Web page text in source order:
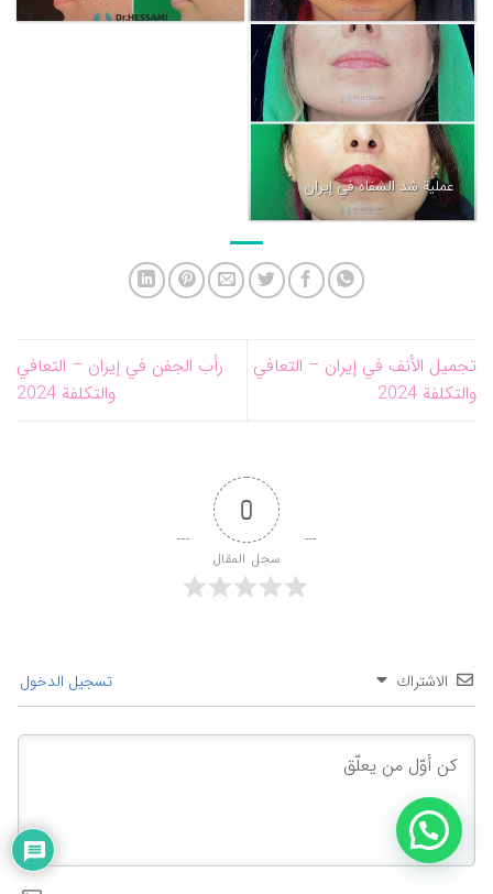
عملية شد الشفاه في إيران
تجميل الأنف في إيران – التعافي
والتكلفة 2024
رأب الجفن في إيران – التعافي
والتكلفة 2024
0
سجل المقال
الاشتراك تسجيل الدخول